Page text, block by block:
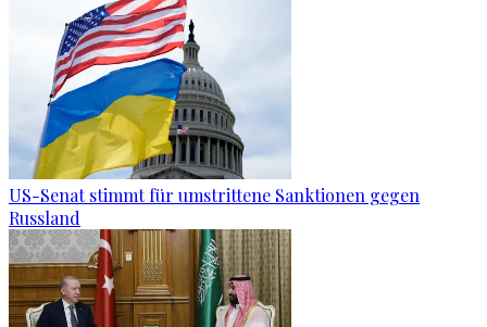
US-Senat stimmt für umstrittene Sanktionen gegen
Russland